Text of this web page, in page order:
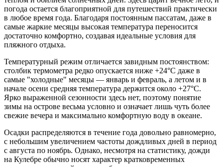
погода остается благоприятной для путешествий практически
в любое время года. Благодаря постоянным пассатам, даже в
самые жаркие месяцы высокая температура переносится
достаточно комфортно, создавая идеальные условия для
пляжного отдыха.
Температурный режим отличается завидным постоянством:
столбик термометра редко опускается ниже +24°C даже в
самые "холодные" месяцы — январь и февраль, а летом и в
начале осени средняя температура держится около +27°C.
Ярко выраженной сезонности здесь нет, поэтому понятие
зимы на острове весьма условно и означает лишь чуть более
свежие вечера и максимально комфортную воду в океане.
Осадки распределяются в течение года довольно равномерно,
с небольшим увеличением частоты дождливых дней в период
с августа по ноябрь. Однако, несмотря на статистику, дожди
на Кулебре обычно носят характер кратковременных